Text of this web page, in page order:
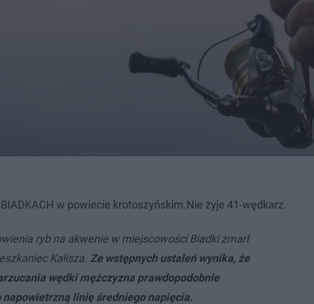
w powiecie krotoszyńskim.Nie żyje 41-wędkarz.
ryb na akwenie w miejscowości Biadki zmarł
Kalisza. Ze wstępnych ustaleń wynika, że
wędki mężczyzna prawdopodobnie
napowietrzną linię średniego napięcia.